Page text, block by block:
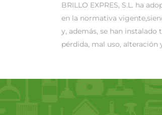
BRILLO EXPRES, S.L. ha
en la normativa
y, además, se han
pérdida, mal uso, alteración